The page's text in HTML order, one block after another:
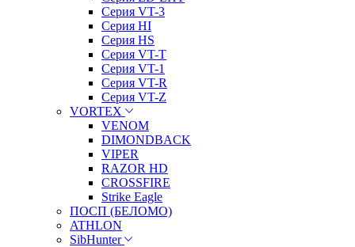
Серия VT-3
Серия HI
Серия HS
Серия VT-T
Серия VT-1
Серия VT-R
Серия VT-Z
VORTEX
VENOM
DIMONDBACK
VIPER
RAZOR HD
CROSSFIRE
Strike Eagle
ПОСП (БЕЛОМО)
ATHLON
SibHunter